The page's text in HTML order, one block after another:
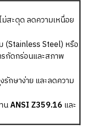
สะดุด ลดความเหนื่อย
(Stainless Steel) หรือ
กัดกร่อนและสภาพ
รักษาง่าย และลดความ
นANSI Z359.16 และ